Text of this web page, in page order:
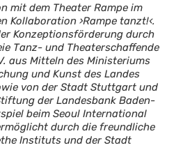
mit dem Theater Rampe im
Kollaboration ›Rampe tanzt!‹.
Konzeptionsförderung durch
Tanz- und Theaterschaffende
aus Mitteln des Ministeriums
und Kunst des Landes
von der Stadt Stuttgart und
der Landesbank Baden-
beim Seoul International
durch die freundliche
Instituts und der Stadt